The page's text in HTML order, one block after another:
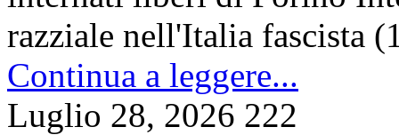
razziale nell'Italia fascista
Continua a leggere...
Luglio 28, 2026 222